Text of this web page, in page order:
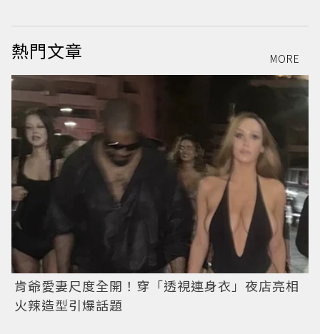
熱門文章 MORE
肯爺愛妻尺度全開！穿「透視連身衣」夜店亮相
火辣造型引爆話題